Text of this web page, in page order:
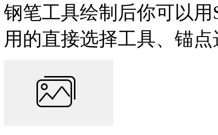
钢笔工具绘制后你可以
用的直接选择工具、锚